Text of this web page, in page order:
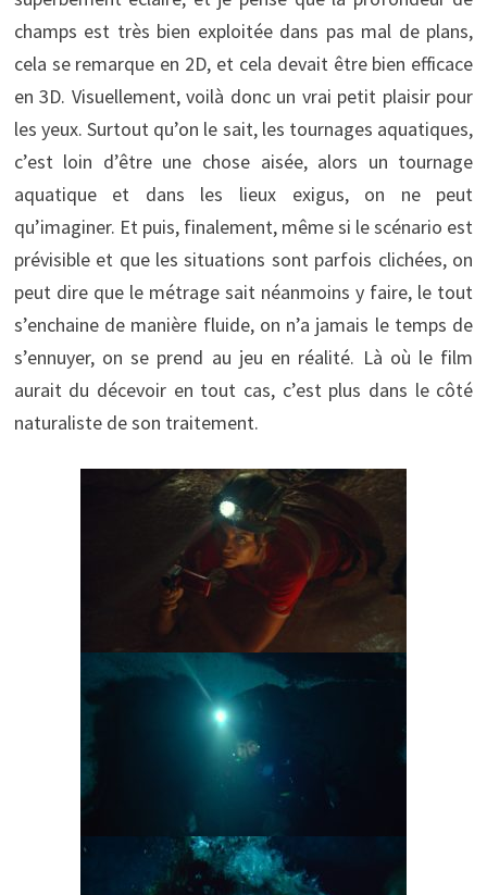
champs est très bien exploitée dans pas mal de plans,
cela se remarque en 2D, et cela devait être bien efficace
en 3D. Visuellement, voilà donc un vrai petit plaisir pour
les yeux. Surtout qu’on le sait, les tournages aquatiques,
c’est loin d’être une chose aisée, alors un tournage
aquatique et dans les lieux exigus, on ne peut
qu’imaginer. Et puis, finalement, même si le scénario est
prévisible et que les situations sont parfois clichées, on
peut dire que le métrage sait néanmoins y faire, le tout
s’enchaine de manière fluide, on n’a jamais le temps de
s’ennuyer, on se prend au jeu en réalité. Là où le film
aurait du décevoir en tout cas, c’est plus dans le côté
naturaliste de son traitement.